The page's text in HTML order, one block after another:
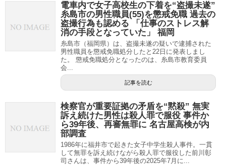
電車内で女子高校生の下着を“盗撮未遂”
糸島市の男性職員(55)を懲戒免職 過去の
盗撮行為も認める 「仕事のストレス解
消の手段となっていた」 福岡
糸島市（福岡県）は、盗撮未遂の疑いで逮捕された
男性職員を懲戒免職処分したと22日に発表しまし
た。 懲戒免職処分となったのは、糸島市教育委員
会...
記事を読む
検察官が重要証拠の矛盾を“黙殺” 無実
訴え続けた男性は殺人罪で服役 事件か
ら39年後、再審無罪に 名古屋高検が内
部調査
1986年に福井市で起きた女子中学生殺人事件。一貫
して無罪を訴え続けながら殺人罪で服役した前川彰
司さんは、事件から39年後の2025年7月に...